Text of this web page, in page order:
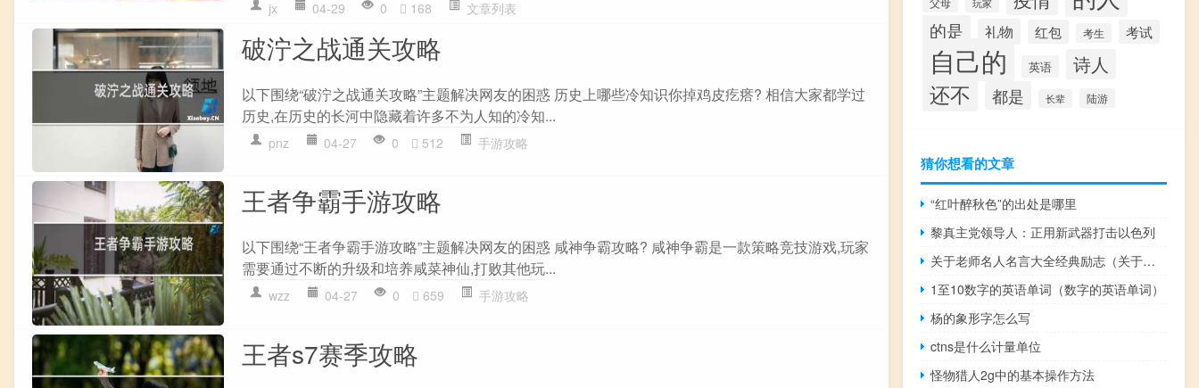
jx 04-29 0 168 文章列表
破泞之战通关攻略
以下围绕“破泞之战通关攻略”主题解决网友的困惑 历史上哪些冷知识你掉鸡皮疙瘩? 相信大家都学过
历史,在历史的长河中隐藏着许多不为人知的冷知...
pnz 04-27 0 512 手游攻略
王者争霸手游攻略
以下围绕“王者争霸手游攻略”主题解决网友的困惑 咸神争霸攻略? 咸神争霸是一款策略竞技游戏,玩家
需要通过不断的升级和培养咸菜神仙,打败其他玩...
wzz 04-27 0 659 手游攻略
王者s7赛季攻略
玩家
的是 礼物 红包 考生 考试
自己的 英语 诗人
还不 都是 长辈 陆游
猜你想看的文章
“红叶醉秋色”的出处是哪里
黎真主党领导人：正用新武器打击以色列
关于老师名人名言大全经典励志（关于老师的名人名言大全）
1至10数字的英语单词（数字的英语单词）
杨的象形字怎么写
ctns是什么计量单位
怪物猎人2g中的基本操作方法